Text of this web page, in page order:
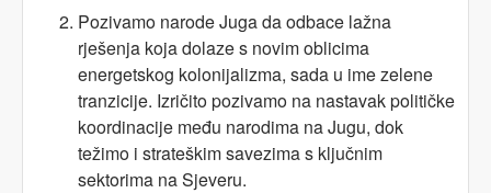
Pozivamo narode Juga da odbace lažna
rješenja koja dolaze s novim oblicima
energetskog kolonijalizma, sada u ime zelene
tranzicije. Izričito pozivamo na nastavak političke
koordinacije među narodima na Jugu, dok
težimo i strateškim savezima s ključnim
sektorima na Sjeveru.